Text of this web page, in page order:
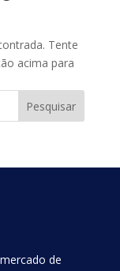
Tente
acima para
de